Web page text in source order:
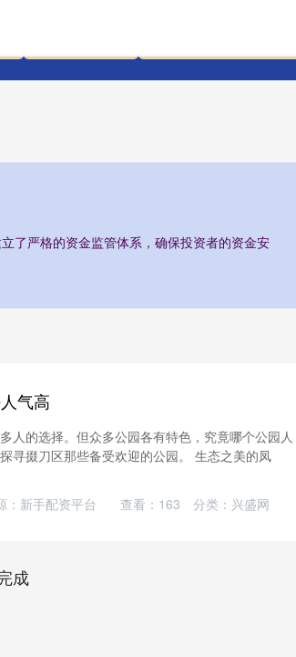
了严格的资金监管体系，确保投资者的资金安
气高
人的选择。但众多公园各有特色，究竟哪个公园人
寻掇刀区那些备受欢迎的公园。 生态之美的凤
：新手配资平台 查看： 163 分类： 兴盛网
成